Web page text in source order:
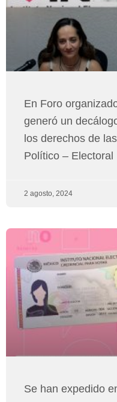
En Foro
generó un
los derechos de
Político – Electoral
2 agosto, 2024
Se han expedido